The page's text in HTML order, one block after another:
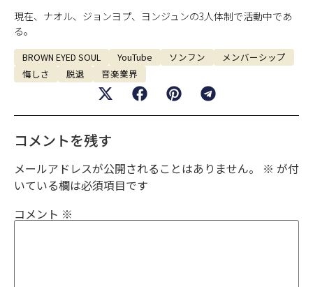
現在、ナオル、ジョンヨプ、ヨンジュンの3人体制で活動中であ
る。
BROWN EYED SOUL YouTube ソンフン
メンバーシップ
悔しさ
脱退 音楽業界
コメントを残す
メールアドレスが公開されることはありません。 ※ が付
いている欄は必須項目です
コメント ※